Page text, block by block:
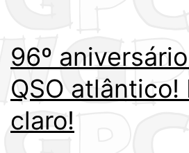
96º
QSO atlântico!
claro!